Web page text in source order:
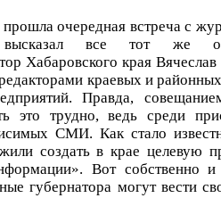
очередная встреча с
все тот же
Хабаровского края
краевых и
Правда,
это трудно, ведь среди
СМИ. Как стало
создать в крае целевую
Вот собственно
губернатора могут вести